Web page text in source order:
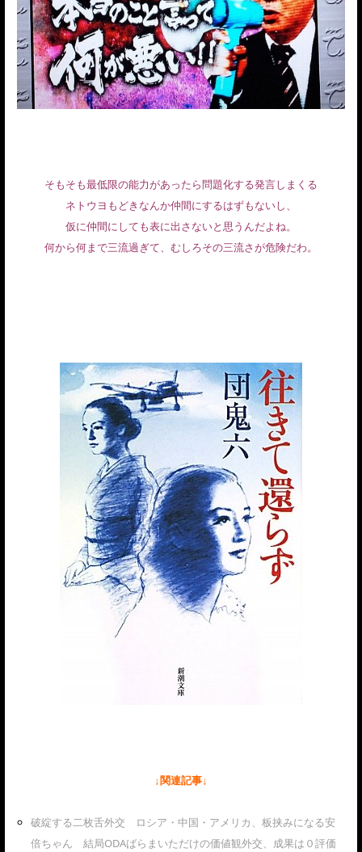
そもそも最低限の能力があったら問題化する発言しまくる
ネトウヨもどきなんか仲間にするはずもないし、
仮に仲間にしても表に出さないと思うんだよね。
何から何まで三流過ぎて、むしろその三流さが危険だわ。
↓関連記事↓
破綻する二枚舌外交 ロシア・中国・アメリカ、板挟みになる安
倍ちゃん 結局ODAばらまいただけの価値観外交、成果は０評価